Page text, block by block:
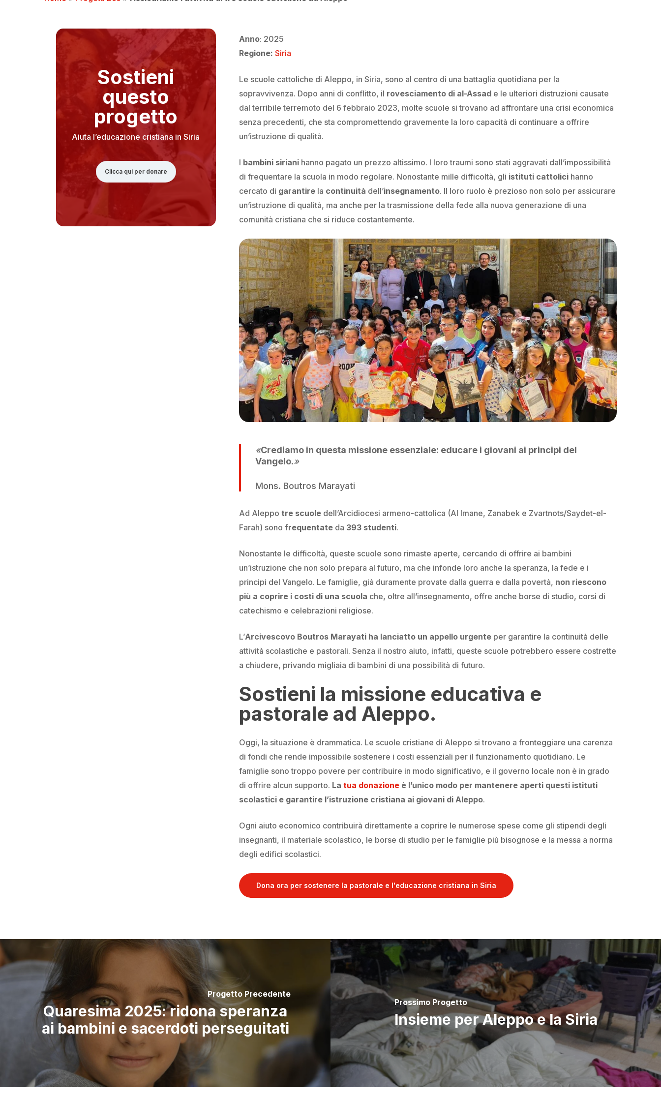
Sostieni
questo
progetto
Aiuta l’educazione cristiana in Siria
Clicca qui per donare
Anno: 2025
Regione: Siria
Le scuole cattoliche di Aleppo, in Siria, sono al centro di una battaglia quotidiana per la
sopravvivenza. Dopo anni di conflitto, il rovesciamento di al-Assade le ulteriori distruzioni causate
dal terribile terremoto del 6 febbraio 2023, molte scuole si trovano ad affrontare una crisi economica
senza precedenti, che sta compromettendo gravemente la loro capacità di continuare a offrire
un’istruzione di qualità.
I bambini sirianihanno pagato un prezzo altissimo. I loro traumi sono stati aggravati dall’impossibilità
di frequentare la scuola in modo regolare. Nonostante mille difficoltà, gli istituti cattolicihanno
cercato di garantirela continuità dell’insegnamento. Il loro ruolo è prezioso non solo per assicurare
un’istruzione di qualità, ma anche per la trasmissione della fede alla nuova generazione di una
comunità cristiana che si riduce costantemente.
«Crediamo in questa missione essenziale: educare i giovani ai principi del
Vangelo.»
Mons. Boutros Marayati
Ad Aleppotre scuole dell’Arcidiocesi armeno-cattolica (Al Imane, Zanabek e Zvartnots/Saydet-el-
Farah) sonofrequentate da 393 studenti.
Nonostante le difficoltà, queste scuole sono rimaste aperte, cercando di offrire ai bambini
un’istruzione che non solo prepara al futuro, ma che infonde loro anche la speranza, la fede e i
principi del Vangelo. Le famiglie, già duramente provate dalla guerra e dalla povertà, non riescono
più a coprire i costi di una scuola che, oltre all’insegnamento, offre anche borse di studio, corsi di
catechismo e celebrazioni religiose.
L’Arcivescovo Boutros Marayati ha lanciatto un appello urgente per garantire la continuità delle
attività scolastiche e pastorali. Senza il nostro aiuto, infatti, queste scuole potrebbero essere costrette
a chiudere, privando migliaia di bambini di una possibilità di futuro.
Sostieni la missione educativa e
pastorale ad Aleppo.
Oggi, la situazione è drammatica. Le scuole cristiane di Aleppo si trovano a fronteggiare una carenza
di fondi che rende impossibile sostenere i costi essenziali per il funzionamento quotidiano. Le
famiglie sono troppo povere per contribuire in modo significativo, e il governo locale non è in grado
di offrire alcun supporto. Latua donazione è l’unico modo per mantenere aperti questi istituti
scolastici e garantire l’istruzione cristiana ai giovani di Aleppo.
Ogni aiuto economico contribuirà direttamente a coprire le numerose spese come gli stipendi degli
insegnanti, il materiale scolastico, le borse di studio per le famiglie più bisognose e la messa a norma
degli edifici scolastici.
Dona ora per sostenere la pastorale e l'educazione cristiana in Siria
Progetto Precedente
Quaresima 2025: ridona speranza
ai bambini e sacerdoti perseguitati
Prossimo Progetto
Insieme per Aleppo e la Siria